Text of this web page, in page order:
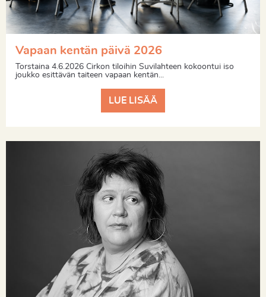
Vapaan kentän päivä 2026
Torstaina 4.6.2026 Cirkon tiloihin Suvilahteen kokoontui iso
joukko esittävän taiteen vapaan kentän...
LUE LISÄÄ